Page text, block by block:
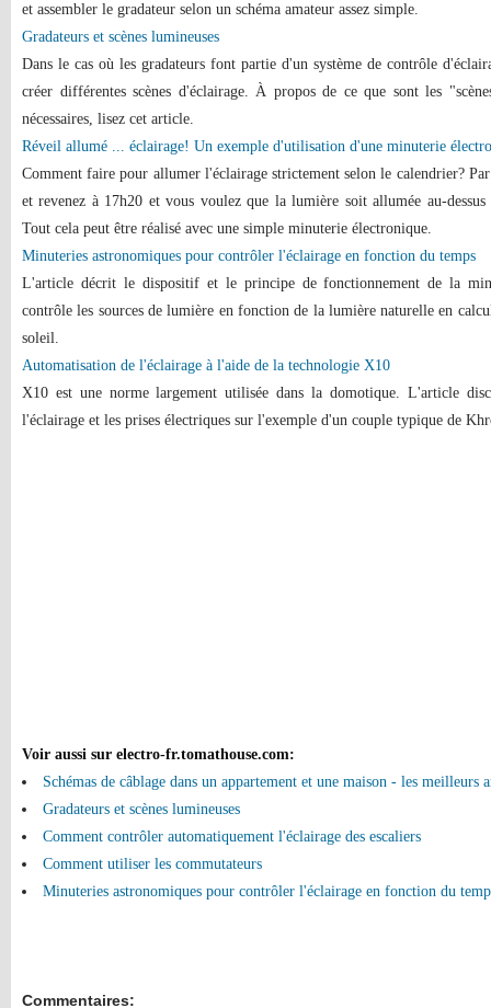
et assembler le gradateur selon un schéma amateur assez simple.
Gradateurs et scènes lumineuses
Dans le cas où les gradateurs font partie d'un système de contrôle
créer différentes scènes d'éclairage. À propos de ce que sont les
nécessaires, lisez cet article.
Réveil allumé ... éclairage! Un exemple d'utilisation d'une minuterie
Comment faire pour allumer l'éclairage strictement selon le calendrier?
et revenez à 17h20 et vous voulez que la lumière soit allumée au-
Tout cela peut être réalisé avec une simple minuterie électronique.
Minuteries astronomiques pour contrôler l'éclairage en fonction du temps
L'article décrit le dispositif et le principe de fonctionnement de la
contrôle les sources de lumière en fonction de la lumière naturelle en
soleil.
Automatisation de l'éclairage à l'aide de la technologie X10
X10 est une norme largement utilisée dans la domotique. L'article
l'éclairage et les prises électriques sur l'exemple d'un couple typique de
Voir aussi sur electro-fr.tomathouse.com:
Schémas de câblage dans un appartement et une maison - les meilleurs
Gradateurs et scènes lumineuses
Comment contrôler automatiquement l'éclairage des escaliers
Comment utiliser les commutateurs
Minuteries astronomiques pour contrôler l'éclairage en fonction du
Commentaires: